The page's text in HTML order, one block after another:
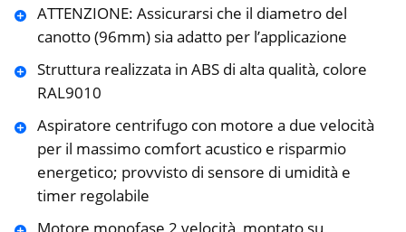
ATTENZIONE: Assicurarsi che il diametro del
canotto (96mm) sia adatto per l’applicazione
Struttura realizzata in ABS di alta qualità, colore
RAL9010
Aspiratore centrifugo con motore a due velocità
per il massimo comfort acustico e risparmio
energetico; provvisto di sensore di umidità e
timer regolabile
Motore monofase 2 velocità, montato su